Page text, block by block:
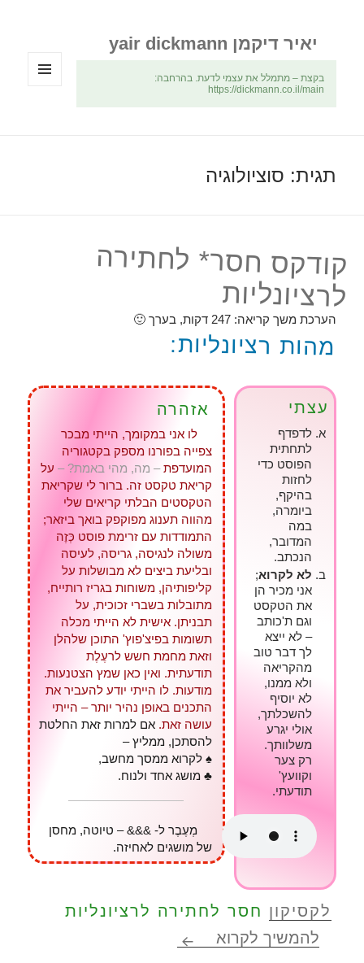
יאיר דיקמן yair dickmann
בקצת – מתמלל את עצמי לדעת. בהרחבה:
https://dickmann.co.il/main
תגית: סוציולוגיה
קודקס חסר* לחתירה
לרציונליות
הערכת משך קריאה: 247 דקות, בערך 🙂
מהות רציונליות:
עצתי
לדפדף
לתחתית
הפוסט כדי
לחזות
בהיקף,
ביומרה,
במה
המדובר,
הנכתב.
לא לקרוא;
אני מכיר הן
את הטקסט
וגם ת'כותב
– לא ייצא
לך דבר טוב
מהקריאה
ולא ממנו,
לא יוסיף
להשכלתך,
אולי יגרע
משלוותך.
רק צער
וקוועץ'
תודעתי.
אזהרה
לו אני במקומך, הייתי מבכר
צפייה בפורנו מספק בקטגוריה
המועדפת– מה, מהי באמת? –על
קריאת טקסט זה. ברור לי שקריאת
הטקסטים הבלתי קריאים שלי
מהווה תענוג מפוקפק בואך ביזאר;
התמודדות עם זרימת פוסט כְּזֶה
משולה לנגיסה, גריסה, לעיסה
ובליעת ביצים לא מבושלות על
קליפותיהן, משוחות בגריז רותייח,
מתובלות בשברי זכוכית, על
תבניתן. אישית לא הייתי מכלה
תשומות בפיצ'פוץ' התוכן שלהלן
וזאת מחמת חשש לרעֶלֶת
תודעתית. ואין כאן שמץ הצטנעות.
מודעות. לו הייתי יודע להעביר את
התכנים באופן נהיר יותר – הייתי
עושה זאת. אם למרות זאת החלטת
להסתכן, ממליץ –
♠ לקרוא ממסך מחשב,
♣ מושג אחד ולנוח.
מְעֶבֶר ל- &&& – טיוטה, מחסן
של מושגים לאחיזה.
לקסיקון חסר לחתירה לרציונליות
להמשיך לקרוא
קודקס חסר* לחתירה